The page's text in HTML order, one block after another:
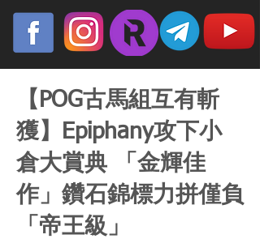
【POG古馬組互有斬
獲】Epiphany攻下小
倉大賞典 「金輝佳
作」鑽石錦標力拼僅負
「帝王級」